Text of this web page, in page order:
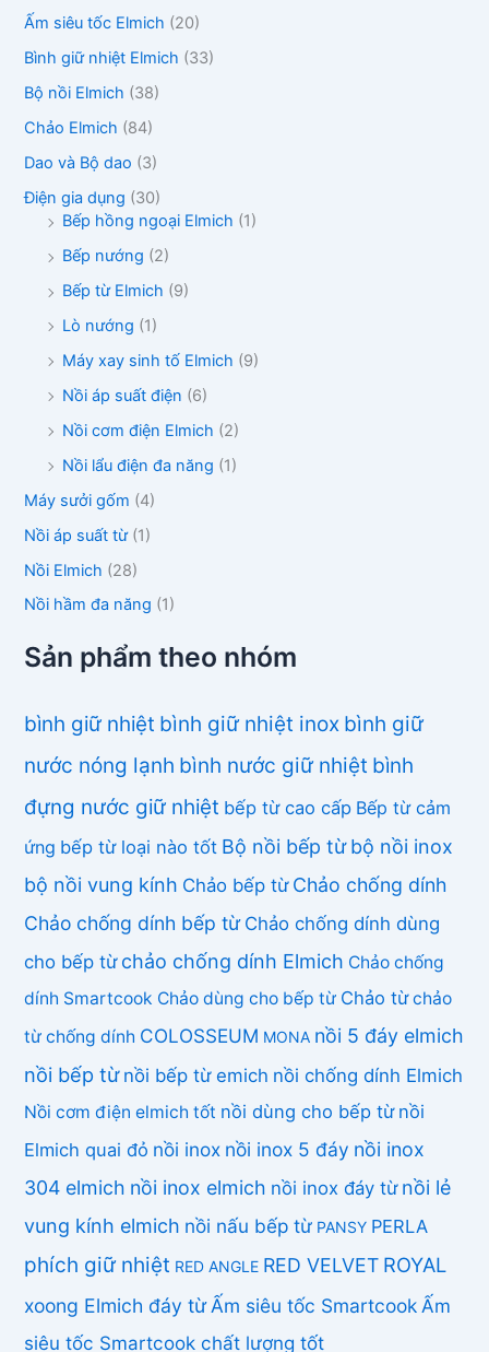
Ấm siêu tốc Elmich (20)
Bình giữ nhiệt Elmich (33)
Bộ nồi Elmich (38)
Chảo Elmich (84)
Dao và Bộ dao (3)
Điện gia dụng (30)
Bếp hồng ngoại Elmich (1)
Bếp nướng (2)
Bếp từ Elmich (9)
Lò nướng (1)
Máy xay sinh tố Elmich (9)
Nồi áp suất điện (6)
Nồi cơm điện Elmich (2)
Nồi lẩu điện đa năng (1)
Máy sưởi gốm (4)
Nồi áp suất từ (1)
Nồi Elmich (28)
Nồi hầm đa năng (1)
Sản phẩm theo nhóm
bình giữ nhiệt bình giữ nhiệt inox bình giữ
nước nóng lạnh bình nước giữ nhiệt bình
đựng nước giữ nhiệt bếp từ cao cấp Bếp từ cảm
ứng bếp từ loại nào tốt Bộ nồi bếp từ bộ nồi inox
bộ nồi vung kính Chảo bếp từ Chảo chống dính
Chảo chống dính bếp từ Chảo chống dính dùng
cho bếp từ chảo chống dính Elmich Chảo chống
dính Smartcook Chảo dùng cho bếp từ Chảo từ chảo
từ chống dính COLOSSEUM MONA nồi 5 đáy elmich
nồi bếp từ nồi bếp từ emich nồi chống dính Elmich
Nồi cơm điện elmich tốt nồi dùng cho bếp từ nồi
Elmich quai đỏ nồi inox nồi inox 5 đáy nồi inox
304 elmich nồi inox elmich nồi inox đáy từ nồi lẻ
vung kính elmich nồi nấu bếp từ PANSY PERLA
phích giữ nhiệt RED ANGLE RED VELVET ROYAL
xoong Elmich đáy từẤm siêu tốc Smartcook Ấm
siêu tốc Smartcook chất lượng tốt